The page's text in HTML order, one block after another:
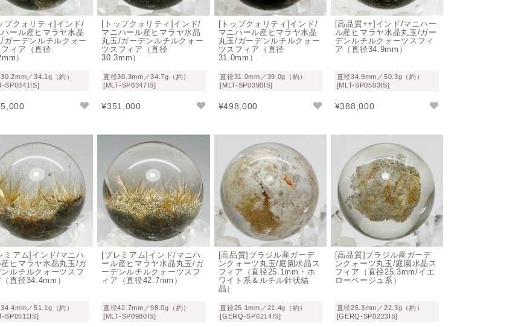
つけ難いものです。
そこで、 “ガーデンクォーツで最も重要なのは水晶の透明度”となります。
水晶の透明度が高ければ内包された鉱物の様子が明確にご覧いただけるようになりますので、より透明度
が高い水晶を選ぶことは重要です。
その上で、お気に召したインクルージョンをご選択されると良いでしょう。
ガーデンクォーツは、天然鉱物の面白さと天然水晶の美しさを兼ね備えるイイトコどりな存在と言えま
す。
当店インフォニックで天然石を長年買い付けしているバイヤーも “石に興味を持ったきっかけはガーデ
ンクォーツ” と答えております。
何千何万年かけて透明な水晶の中に複数の鉱物が積み上げれ形成された姿は、家に居ながらにして未開の
地を探索しているような気分になります。
サンゴ礁のようなディテール、日本庭園のような苔、山頂を覆う霧や霞、偶然発見した特異な鉱石など、
見れば見るほど発見が尽きません。
どうぞご自身の目で庭園水晶の “お散歩” をご堪能くださいませ。
プクォリティ]インド/
ハール産ヒマラヤ水晶
/ガーデンルチルクォー
フィア（直径
）
／34.1g（約）
SP0341IS]
[トップクォリティ]インド/
マニハール産ヒマラヤ水晶
丸玉/ガーデンルチルクォー
ツスフィア（直径
30.3mm）
直径30.3mm／34.7g（約）
[MLT-SP0347IS]
¥351,000
[トップクォリティ]インド/
マニハール産ヒマラヤ水晶
丸玉/ガーデンルチルクォー
ツスフィア（直径
31.0mm）
直径31.0mm／39.0g（約）
[MLT-SP0390IS]
¥498,000
[高品質++]インド/マニハー
ル産ヒマラヤ水晶丸玉/ガー
デンルチルクォーツスフィ
ア（直径34.9mm）
直径34.9mm／50.3g（約）
[MLT-SP0503IS]
¥388,000
ミアム]インド/マニハ
産ヒマラヤ水晶丸玉/ガ
ンルチルクォーツスフ
（直径34.4mm）
／51.1g（約）
SP0511IS]
[プレミアム]インド/マニハ
ール産ヒマラヤ水晶丸玉/ガ
ーデンルチルクォーツスフ
ィア（直径42.7mm）
直径42.7mm／98.0g（約）
[MLT-SP0980IS]
[高品質]ブラジル産ガーデ
ンクォーツ丸玉/庭園水晶ス
フィア（直径25.1mm・ホ
ワイト系＆ルチル針状結
晶）
直径25.1mm／21.4g（約）
[GERQ-SP0214IS]
[高品質]ブラジル産ガーデ
ンクォーツ丸玉/庭園水晶ス
フィア（直径25.3mm/イエ
ローベージュ系）
直径25.3mm／22.3g（約）
[GERQ-SP0223IS]